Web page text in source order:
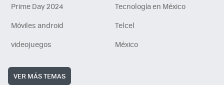
Prime Day 2024
Tecnología en México
Móviles android
Telcel
videojuegos
México
VER MÁS TEMAS